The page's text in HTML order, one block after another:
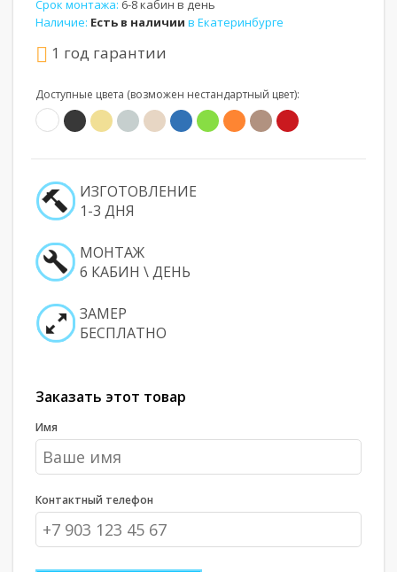
Срок монтажа: 6-8 кабин в день
Наличие: Есть в наличии в Екатеринбурге
1 год гарантии
Доступные цвета (возможен нестандартный цвет):
ИЗГОТОВЛЕНИЕ
1-3 ДНЯ
МОНТАЖ
6 КАБИН \ ДЕНЬ
ЗАМЕР
БЕСПЛАТНО
Заказать этот товар
Имя
Контактный телефон